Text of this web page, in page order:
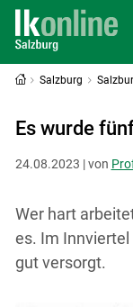
Salzburg
Es wurde
24.08.2023 | von
Wer hart
es. Im
gut versorgt.